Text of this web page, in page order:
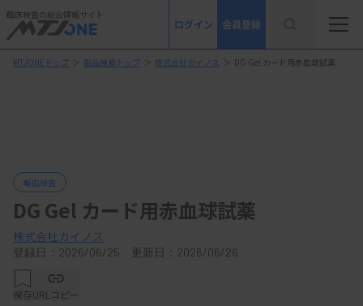
臨床検査の総合情報サイト
ログイン 会員登録
MTJONEトップ ＞ 製品検索トップ ＞ 株式会社カイノス ＞ DG Gel カード用赤血球試薬
輸血検査
DG Gel カード用赤血球試薬
株式会社カイノス
登録日：2026/06/25 更新日：2026/06/26
保存URLコピー